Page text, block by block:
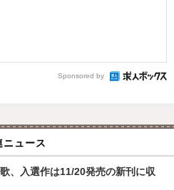
Sponsored by
ニュース
、入選作は11/20発売の新刊に収